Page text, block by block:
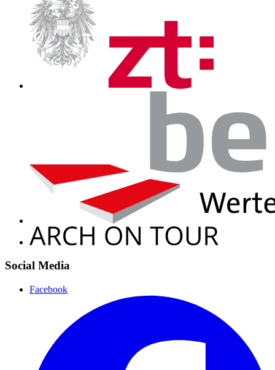
Social Media
Facebook